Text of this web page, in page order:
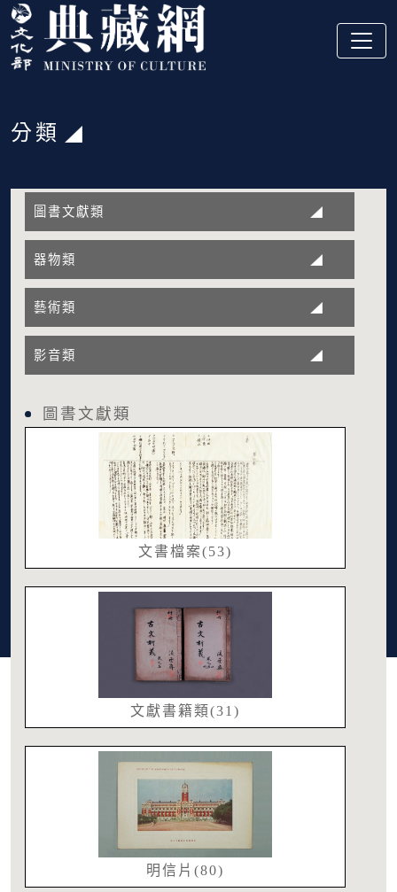
跳到主要內容
:::
:::
分類
圖書文獻類
器物類
藝術類
影音類
圖書文獻類
文書檔案(53)
文獻書籍類(31)
明信片(80)